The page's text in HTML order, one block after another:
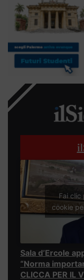
Fai clic
cookie
Sala d’Ercole
“Norma
CLICCA PER IL